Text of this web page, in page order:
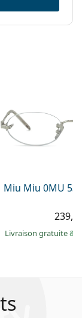
Miu Miu 0MU
Livraison gratuite&